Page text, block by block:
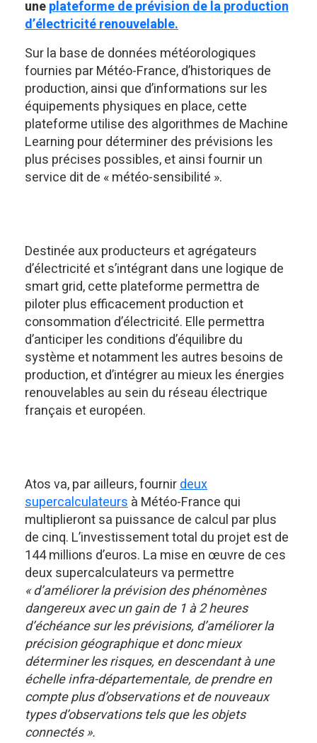
uneplateforme de prévision de la production
d’électricité renouvelable.
Sur la base de données météorologiques
fournies par Météo-France, d’historiques de
production, ainsi que d’informations sur les
équipements physiques en place, cette
plateforme utilise des algorithmes de Machine
Learning pour déterminer des prévisions les
plus précises possibles, et ainsi fournir un
service dit de « météo-sensibilité ».
Destinée aux producteurs et agrégateurs
d’électricité et s’intégrant dans une logique de
smart grid, cette plateforme permettra de
piloter plus efficacement production et
consommation d’électricité. Elle permettra
d’anticiper les conditions d’équilibre du
système et notamment les autres besoins de
production, et d’intégrer au mieux les énergies
renouvelables au sein du réseau électrique
français et européen.
Atos va, par ailleurs, fournirdeux
supercalculateursà Météo-France qui
multiplieront sa puissance de calcul par plus
de cinq. L’investissement total du projet est de
144 millions d’euros. La mise en œuvre de ces
deux supercalculateurs va permettre
« d’améliorer la prévision des phénomènes
dangereux avec un gain de 1 à 2 heures
d’échéance sur les prévisions, d’améliorer la
précision géographique et donc mieux
déterminer les risques, en descendant à une
échelle infra-départementale, de prendre en
compte plus d’observations et de nouveaux
types d’observations tels que les objets
connectés ».